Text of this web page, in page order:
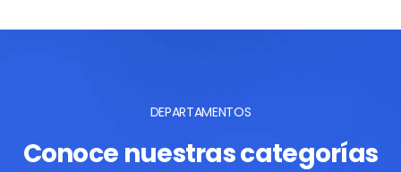
DEPARTAMENTOS
Conoce nuestras categorías